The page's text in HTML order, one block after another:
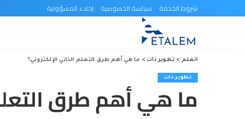
شروط الخدمة سياسة الخصوصية إخلاء المسؤولية
اتعلم > تطوير ذات> ما هي أهم طرق التعلم الذاتي الإلكتروني؟
تطوير ذات
ما هي أهم طرق